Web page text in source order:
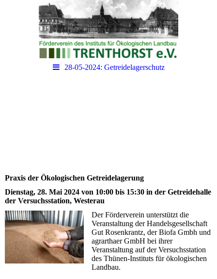
28-05-2024: Getreidelagerschutz
Praxis der Ökologischen Getreidelagerung
Dienstag, 28. Mai 2024 von 10:00 bis 15:30 in der Getreidehalle
der Versuchsstation, Westerau
Der Förderverein unterstützt die
Veranstaltung der Handelsgesellschaft
Gut Rosenkrantz, der Biofa Gmbh und
agrarthaer GmbH bei ihrer
Veranstaltung auf der Versuchsstation
des Thünen-Instituts für ökologischen
Landbau.